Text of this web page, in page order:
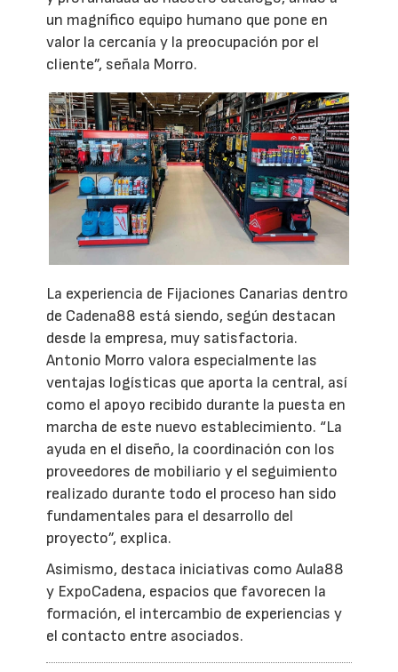
un magnífico equipo humano que pone en
valor la cercanía y la preocupación por el
cliente”, señala Morro.
La experiencia de Fijaciones Canarias dentro
de Cadena88 está siendo, según destacan
desde la empresa, muy satisfactoria.
Antonio Morro valora especialmente las
ventajas logísticas que aporta la central, así
como el apoyo recibido durante la puesta en
marcha de este nuevo establecimiento. “La
ayuda en el diseño, la coordinación con los
proveedores de mobiliario y el seguimiento
realizado durante todo el proceso han sido
fundamentales para el desarrollo del
proyecto”, explica.
Asimismo, destaca iniciativas como Aula88
y ExpoCadena, espacios que favorecen la
formación, el intercambio de experiencias y
el contacto entre asociados.